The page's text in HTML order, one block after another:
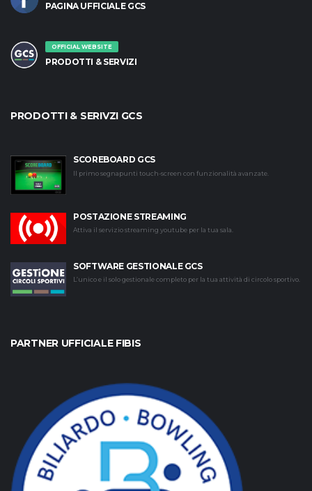
PAGINA UFFICIALE GCS
OFFICIAL WEBSITE
PRODOTTI & SERVIZI
PRODOTTI & SERIVZI GCS
SCOREBOARD GCS
Il primo segnapunti touch-screen con funzionalità avanzate.
POSTAZIONE STREAMING
Attiva il servizio streaming youtube per la tua sala.
SOFTWARE GESTIONALE GCS
L’unico e il solo gestionale completo per la tua attività di circolo sportivo.
PARTNER UFFICIALE FIBIS